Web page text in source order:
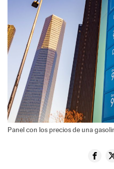
Panel con los precios de una